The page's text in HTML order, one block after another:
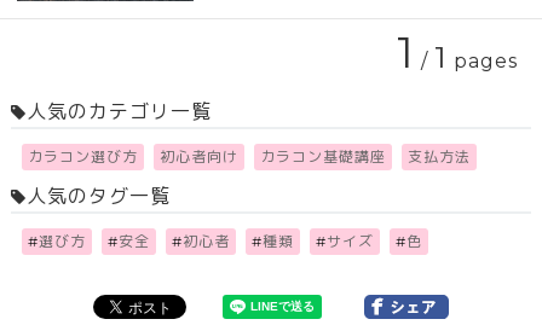
1 / 1 pages
人気のカテゴリ一覧
カラコン選び方 初心者向け カラコン基礎講座 支払方法
人気のタグ一覧
#選び方 #安全 #初心者 #種類 #サイズ #色